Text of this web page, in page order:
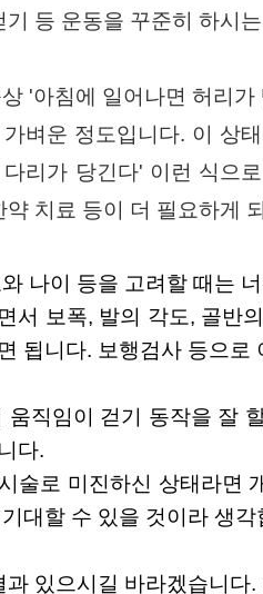
기 등 운동을 꾸준히 하시
'아침에 일어나면 허리
벼운 정도입니다. 이 상
리가 당긴다' 이런 식으
약 치료 등이 더 필요하게
나이 등을 고려할 때는
서 보폭, 발의 각도, 골반
됩니다. 보행검사 등으로
움직임이 걷기 동작을 잘
다.
술로 미진하신 상태라면
대할 수 있을 것이라 생각
과 있으시길 바라겠습니다.